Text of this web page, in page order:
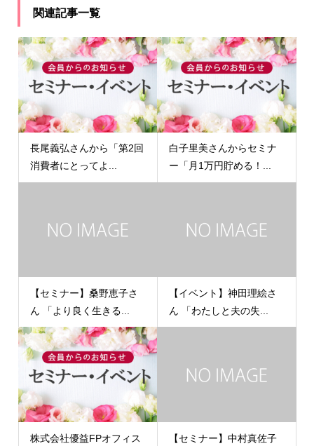
関連記事一覧
長尾義弘さんから「第2回
消費者にとってよ...
白子里美さんからセミナ
ー「月1万円貯める！...
【セミナー】桑野恵子さ
ん 「より良く生きる...
【イベント】神田理絵さ
ん 「わたしと夫の失...
株式会社優益FPオフィス
【セミナー】中村真佐子